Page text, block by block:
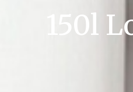
150l